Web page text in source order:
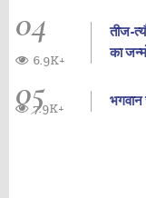
04
तीज-
का
6.9K+
05 भगवान
7.9K+